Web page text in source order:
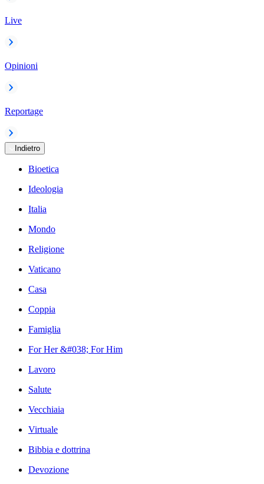
Live
Opinioni
Reportage
Indietro
Bioetica
Ideologia
Italia
Mondo
Religione
Vaticano
Casa
Coppia
Famiglia
For Her &#038; For Him
Lavoro
Salute
Vecchiaia
Virtuale
Bibbia e dottrina
Devozione